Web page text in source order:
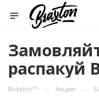
распакуй
Braxton™ — Акции —